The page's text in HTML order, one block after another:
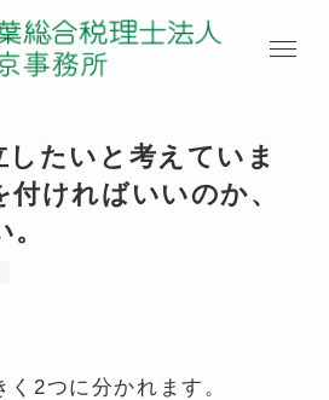
したいと考えていま
ければいいのか、
2つに分かれます。